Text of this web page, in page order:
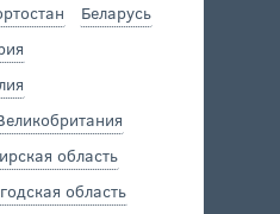
Беларусь
область
область